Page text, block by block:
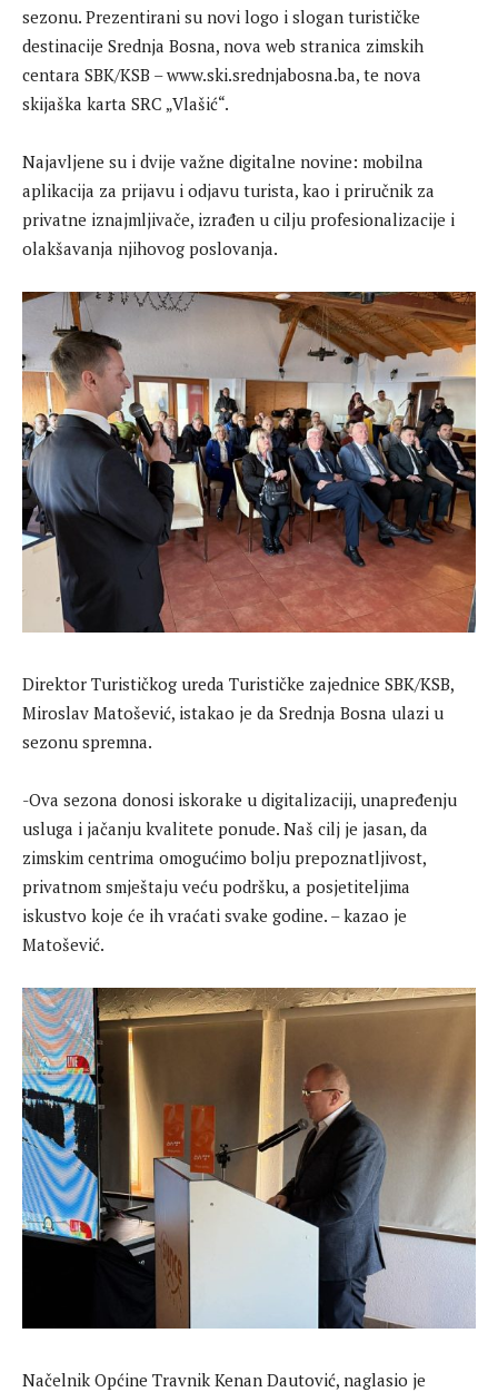
sezonu. Prezentirani su novi logo i slogan turističke
destinacije Srednja Bosna, nova web stranica zimskih
centara SBK/KSB – www.ski.srednjabosna.ba, te nova
skijaška karta SRC „Vlašić“.
Najavljene su i dvije važne digitalne novine: mobilna
aplikacija za prijavu i odjavu turista, kao i priručnik za
privatne iznajmljivače, izrađen u cilju profesionalizacije i
olakšavanja njihovog poslovanja.
Direktor Turističkog ureda Turističke zajednice SBK/KSB,
Miroslav Matošević, istakao je da Srednja Bosna ulazi u
sezonu spremna.
-Ova sezona donosi iskorake u digitalizaciji, unapređenju
usluga i jačanju kvalitete ponude. Naš cilj je jasan, da
zimskim centrima omogućimo bolju prepoznatljivost,
privatnom smještaju veću podršku, a posjetiteljima
iskustvo koje će ih vraćati svake godine. – kazao je
Matošević.
Načelnik Općine Travnik Kenan Dautović, naglasio je